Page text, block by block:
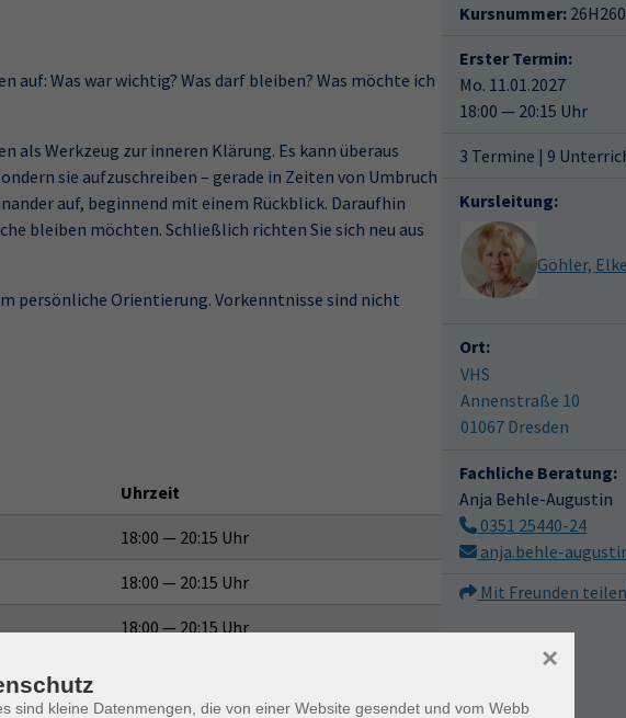
auf: Was war wichtig? Was darf bleiben? Was möchte ich
als Werkzeug zur inneren Klärung. Es kann überaus
sie aufzuschreiben – gerade in Zeiten von Umbruch
auf, beginnend mit einem Rückblick. Daraufhin
bleiben möchten. Schließlich richten Sie sich neu aus
persönliche Orientierung. Vorkenntnisse sind nicht
Uhrzeit
18:00 — 20:15 Uhr
18:00 — 20:15 Uhr
18:00 — 20:15 Uhr
Kursnummer:
Erster Termin:
Mo. 11.01.2027
18:00 — 20:15 Uhr
3 Termine | 9
Kursleitung:
Göhler, Elke
Ort:
VHS
Annenstraße 10
01067 Dresden
Fachliche Beratung:
Anja Behle-Augustin
0351 25440-24
anja.behle-
Mit Freunden
sind kleine Datenmengen, die von einer Website gesendet und vom Webb
×